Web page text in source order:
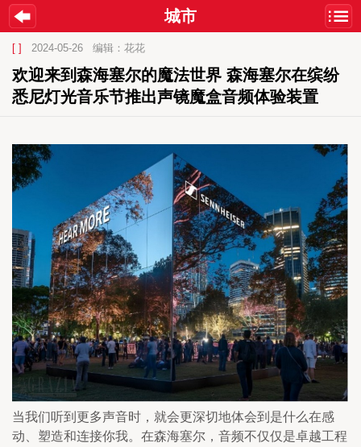
城市
[ ] 2024-05-26 编辑：花花
欢迎来到森海塞尔的魔法世界 森海塞尔在缤纷
悉尼灯光音乐节推出声镜魔盒音频体验装置
当我们听到更多声音时，就会更深切地体会到是什么在感
动、塑造和连接你我。在森海塞尔，音频不仅仅是卓越工程